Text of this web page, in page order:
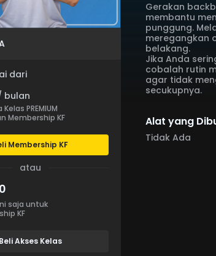
dari
bulan
PREMIUM
Membership KF
Membership KF
atau
saja untuk
KF
Beli Akses Kelas
Gerakan
membantu
punggung.
meregangkan
belakang.
Jika Anda
cobalah rutin
agar tidak
secukupnya.
Alat yang
Tidak Ada